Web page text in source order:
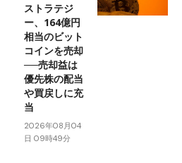
ストラテジ
ー、164億円
相当のビット
コインを売却
──売却益は
優先株の配当
や買戻しに充
当
2026年08月04
日 09時49分